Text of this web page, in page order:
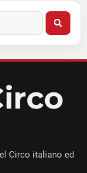
Circo italiano ed